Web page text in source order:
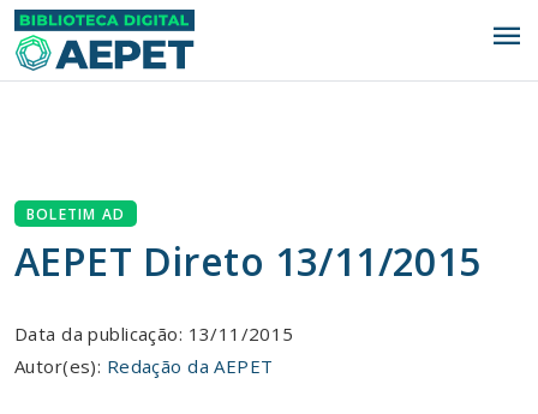
menu
BOLETIM AD
AEPET Direto 13/11/2015
Data da publicação: 13/11/2015
Autor(es): Redação da AEPET